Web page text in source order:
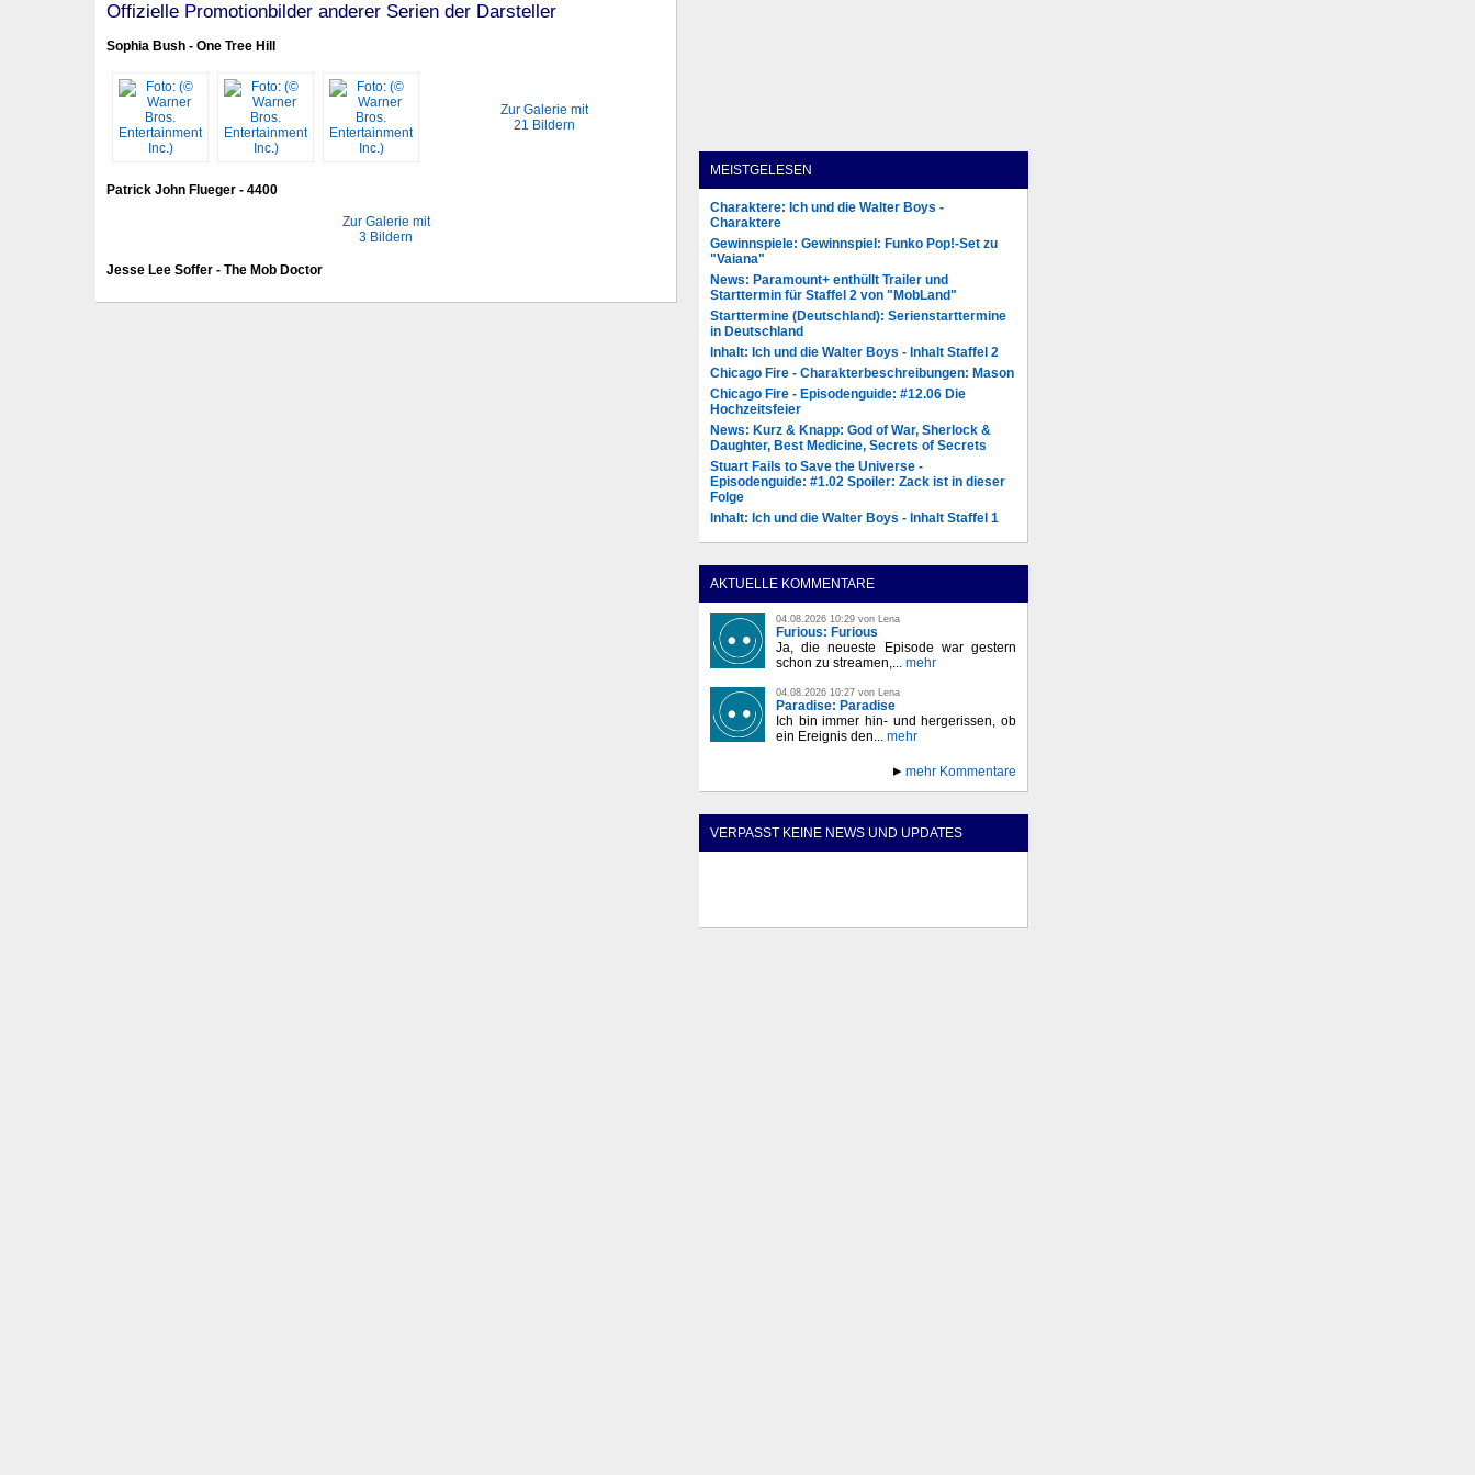
Offizielle Promotionbilder anderer Serien der Darsteller
Sophia Bush - One Tree Hill
Zur Galerie mit
21 Bildern
Patrick John Flueger - 4400
Zur Galerie mit
3 Bildern
Jesse Lee Soffer - The Mob Doctor
MEISTGELESEN
Charaktere: Ich und die Walter Boys -
Charaktere
Gewinnspiele: Gewinnspiel: Funko Pop!-Set zu
"Vaiana"
News: Paramount+ enthüllt Trailer und
Starttermin für Staffel 2 von "MobLand"
Starttermine (Deutschland): Serienstarttermine
in Deutschland
Inhalt: Ich und die Walter Boys - Inhalt Staffel 2
Chicago Fire - Charakterbeschreibungen: Mason
Chicago Fire - Episodenguide: #12.06 Die
Hochzeitsfeier
News: Kurz & Knapp: God of War, Sherlock &
Daughter, Best Medicine, Secrets of Secrets
Stuart Fails to Save the Universe -
Episodenguide: #1.02 Spoiler: Zack ist in dieser
Folge
Inhalt: Ich und die Walter Boys - Inhalt Staffel 1
AKTUELLE KOMMENTARE
04.08.2026 10:29 von Lena
Furious: Furious
Ja, die neueste Episode war gestern
schon zu streamen,... mehr
04.08.2026 10:27 von Lena
Paradise: Paradise
Ich bin immer hin- und hergerissen, ob
ein Ereignis den... mehr
mehr Kommentare
VERPASST KEINE NEWS UND UPDATES